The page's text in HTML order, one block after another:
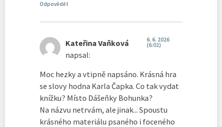
Odpovědět
Kateřina Vaňková
napsal:
6. 6. 2026
(6:02)
Moc hezky a vtipně napsáno. Krásná hra
se slovy hodna Karla Čapka. Co tak vydat
knížku? Místo Dášeňky Bohunka?
Na názvu netrvám, ale jinak... Spoustu
krásného materiálu psaného i foceného